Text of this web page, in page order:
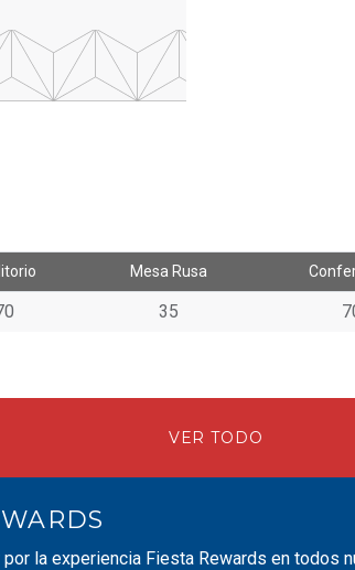
Mesa Rusa
35
VER TODO
por la experiencia Fiesta Rewards en todos